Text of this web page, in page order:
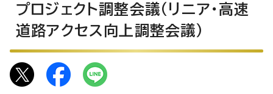
プロジェクト調整会議（リニア・高速
道路アクセス向上調整会議）